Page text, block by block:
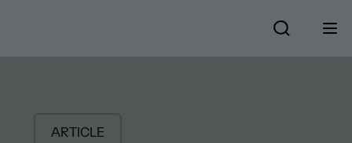
ARTICLE